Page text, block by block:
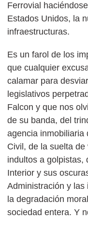
Ferrovial
Estados Unidos, la
infraestructuras.
Es un farol de los
que cualquier
calamar para
legislativos
Falcon y que nos
de su banda, del
agencia inmobiliaria
Civil, de la suelta
indultos a golpistas,
Interior y sus
Administración y las
la degradación
sociedad entera. Y